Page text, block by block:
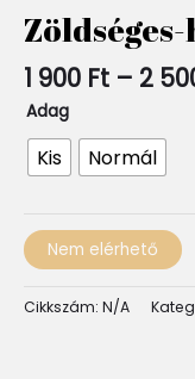
1 900 Ft – 2
Adag
Kis Normál
Nem elérhető
Cikkszám: N/A